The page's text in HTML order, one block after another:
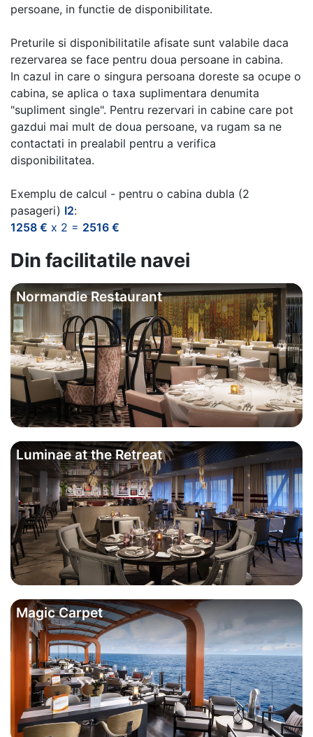
persoane, in functie de disponibilitate.
Preturile si disponibilitatile afisate sunt valabile daca
rezervarea se face pentru doua persoane in cabina.
In cazul in care o singura persoana doreste sa ocupe o
cabina, se aplica o taxa suplimentara denumita
"supliment single". Pentru rezervari in cabine care pot
gazdui mai mult de doua persoane, va rugam sa ne
contactati in prealabil pentru a verifica
disponibilitatea.
Exemplu de calcul - pentru o cabina dubla (2
pasageri) I2:
1258 € x 2 = 2516 €
Din facilitatile navei
Normandie Restaurant
Luminae at the Retreat
Magic Carpet